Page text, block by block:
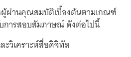
ณะท้องถิ่นคุณภาพ
เทศไทย
ผู้ผ่านคุณสมบัติเบื้องต้นตามเกณฑ์
การสอบสัมภาษณ์ ดังต่อไปนี้
ะวิเคราะห์สื่อดิจิทัล